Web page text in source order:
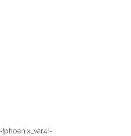
~!phoenix_var3!~ ~!phoenix_var4!~